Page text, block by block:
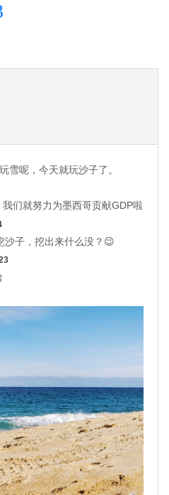
雪呢，今天就玩沙子了。
们就努力为墨西哥贡献GDP啦
沙子，挖出来什么没？😉